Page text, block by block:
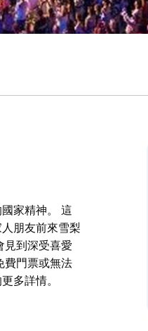
家精神。 這
朋友前來雪梨
見到深受喜愛
費門票或無法
多詳情。
人朋友前來雪